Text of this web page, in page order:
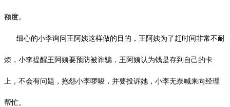
额度。
细心的小李询问王阿姨这样做的目的，王阿姨为了赶时间非常不耐
烦，小李提醒王阿姨要预防被诈骗，王阿姨认为钱是存到自己的卡
上，不会有问题，抱怨小李啰唆，并要投诉她，小李无奈喊来向经理
帮忙。